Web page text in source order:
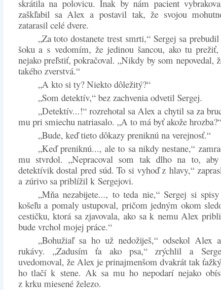
skrátila na polovicu. Inak by nám pacient
zaškľabil sa Alex a postavil tak, že svojou
zatarasil celé dvere.
„Za toto dostanete trest smrti,“ Sergej sa
šoku a s vedomím, že jedinou šancou, ako tu
nejako preľstiť, pokračoval. „Nikdy by som nepovedal,
takého zverstvá.“
„A kto si ty? Niekto dôležitý?“
„Som detektív,“ bez zachvenia odvetil Sergej.
„Detektív...!“ rozrehotal sa Alex a chytil sa za
mu pri smiechu natriasalo. „A to má byť akože hrozba?“
„Bude, keď tieto dôkazy preniknú na verejnosť.“
„Keď preniknú..., ale to sa nikdy nestane,“
mu stvrdol. „Nepracoval som tak dlho na to,
detektívik dostal pred súd. To si vyhoď z hlavy,“
a zúrivo sa priblížil k Sergejovi.
„Mňa nezabijete..., to teda nie,“ Sergej si
košeľu a pomaly ustupoval, pričom jedným okom
cestičku, ktorá sa zjavovala, ako sa k nemu Alex
bude vrchol mojej práce.“
„Bohužiaľ sa ho už nedožiješ,“ odsekol Alex
rukávy. „Zadusím ťa ako psa,“ zrýchlil a
uvedomoval, že Alex je prinajmenšom dvakrát tak
ho tlačí k stene. Ak sa mu ho nepodarí nejako
z krku miesené železo.